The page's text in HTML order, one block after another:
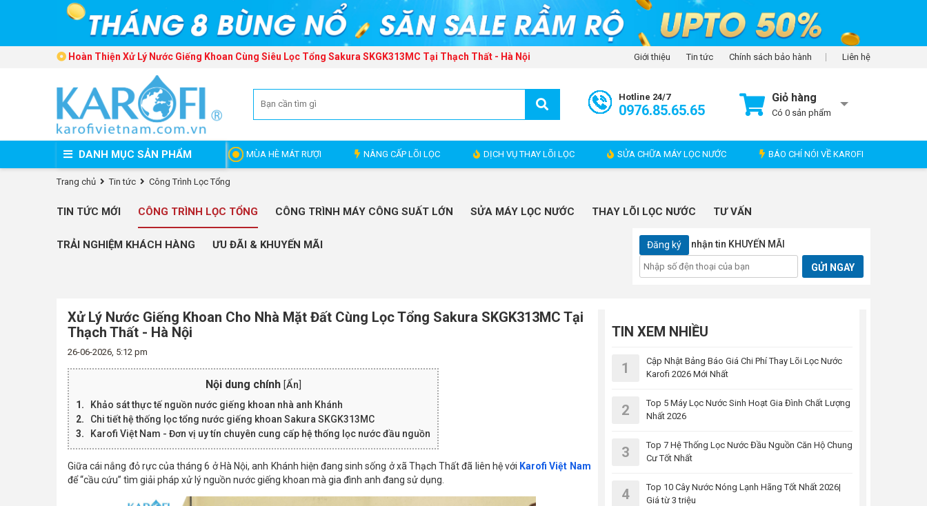
Giới thiệu Tin tức Chính sách bảo hành Liên hệ
Hoàn Thiện Xử Lý Nước Giếng Khoan Cùng Siêu Lọc Tổng Sakura SKGK313MC Tại Thạch Thất - Hà Nội
Hotline 24/7
0976.85.65.65
Giỏ hàng
Có 0 sản phẩm
DANH MỤC SẢN PHẨM MÙA HÈ MÁT RƯỢI NÂNG CẤP LÕI LỌC DỊCH VỤ THAY LÕI LỌC SỬA CHỮA MÁY LỌC NƯỚC BÁO CHÍ NÓI VỀ KAROFI
Trang chủ Tin tức Công Trình Lọc Tổng
TIN TỨC MỚI CÔNG TRÌNH LỌC TỔNG CÔNG TRÌNH MÁY CÔNG SUẤT LỚN SỬA MÁY LỌC NƯỚC THAY LÕI LỌC NƯỚC TƯ VẤN
TRẢI NGHIỆM KHÁCH HÀNG ƯU ĐÃI & KHUYẾN MÃI Đăng ký nhận tin KHUYẾN MÃI
GỬI NGAY
Xử Lý Nước Giếng Khoan Cho Nhà Mặt Đất Cùng Lọc Tổng Sakura SKGK313MC Tại
Thạch Thất - Hà Nội
26-06-2026, 5:12 pm
Nội dung chính [Ẩn
Khảo sát thực tế nguồn nước giếng khoan nhà anh Khánh
Chi tiết hệ thống lọc tổng nước giếng khoan Sakura SKGK313MC
Karofi Việt Nam - Đơn vị uy tín chuyên cung cấp hệ thống lọc nước đầu nguồn
Giữa cái nắng đỏ rực của tháng 6 ở Hà Nội, anh Khánh hiện đang sinh sống ở xã Thạch Thất đã liên hệ với Karofi Việt Nam
để “cầu cứu” tìm giải pháp xử lý nguồn nước giếng khoan mà gia đình anh đang sử dụng.
TIN XEM NHIỀU
1
Cập Nhật Bảng Báo Giá Chi Phí Thay Lõi Lọc Nước
Karofi 2026 Mới Nhất
2
Top 5 Máy Lọc Nước Sinh Hoạt Gia Đình Chất Lượng
Nhất 2026
3
Top 7 Hệ Thống Lọc Nước Đầu Nguồn Căn Hộ Chung
Cư Tốt Nhất
4
Top 10 Cây Nước Nóng Lạnh Hãng Tốt Nhất 2026|
Giá từ 3 triệu